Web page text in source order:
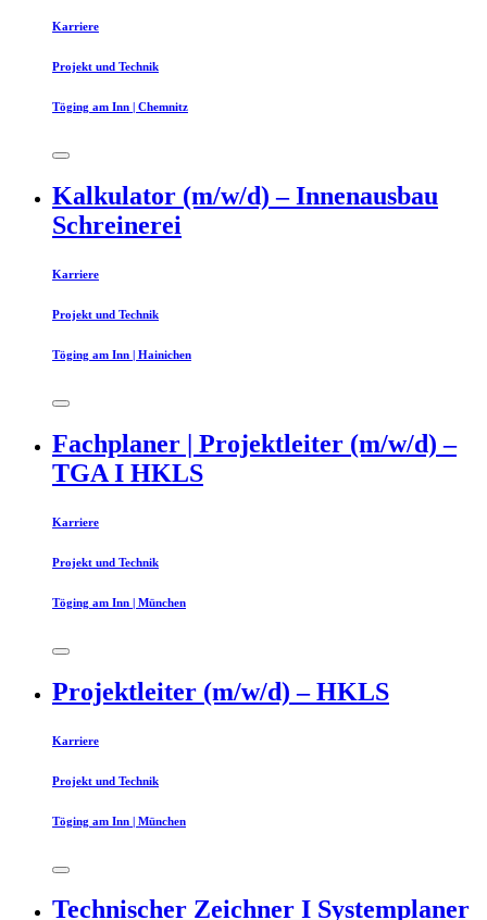
Karriere
Projekt und Technik
Töging am Inn | Chemnitz
Kalkulator (m/w/d) – Innenausbau
Schreinerei
Karriere
Projekt und Technik
Töging am Inn | Hainichen
Fachplaner | Projektleiter (m/w/d) –
TGA I HKLS
Karriere
Projekt und Technik
Töging am Inn | München
Projektleiter (m/w/d) – HKLS
Karriere
Projekt und Technik
Töging am Inn | München
Technischer Zeichner I Systemplaner